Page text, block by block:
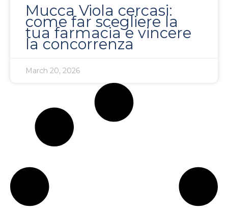
Mucca Viola cercasi:
come far scegliere la
tua farmacia e vincere
la concorrenza
March 20, 2026